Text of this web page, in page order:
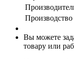
Производство
Вы можете
товару или